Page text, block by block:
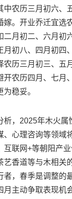
中农历三月初六、
嫁。开业乔迁宜选
二月初二、六月初
月初八、四月初四
农历三月初三、五
开农历四月、七月
稳妥。
析，2025年木火属
、心理咨询等领域
互联网+等朝阳产
艺香道等与木相关
者，春季是调整的
月主动争取表现机